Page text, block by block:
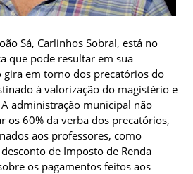
Sá, Carlinhos Sobral, está no
que pode resultar em sua
gira em torno dos precatórios do
à valorização do magistério e
administração municipal não
os 60% da verba dos precatórios,
aos professores, como
de Imposto de Renda
os pagamentos feitos aos